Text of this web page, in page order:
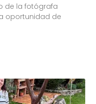
de la fotógrafa
oportunidad de